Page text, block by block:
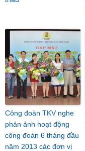
Công đoàn TKV nghe
phản ảnh hoạt động
công đoàn 6 tháng đầu
năm 2013 các đơn vị